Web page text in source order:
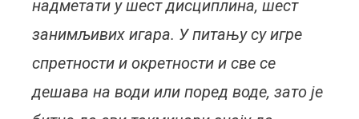
надметати у шест дисциплина, шест
занимљивих игара. У питању су игре
спретности и окретности и све се
дешава на води или поред воде, зато је